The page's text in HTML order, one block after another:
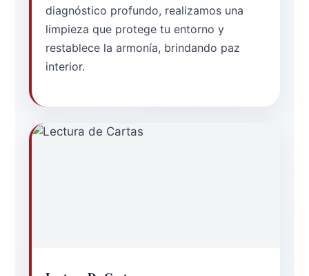
diagnóstico profundo, realizamos una
limpieza que protege tu entorno y
restablece la armonía, brindando paz
interior.